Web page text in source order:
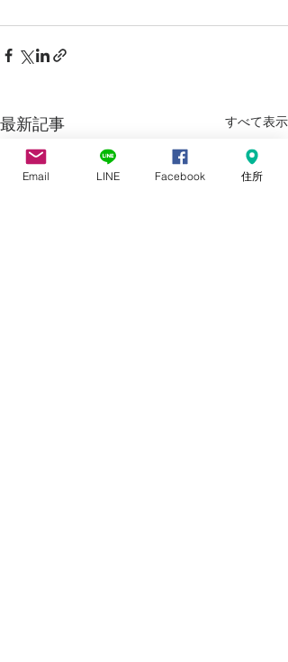
最新記事 すべて表示
Email LINE Facebook 住所